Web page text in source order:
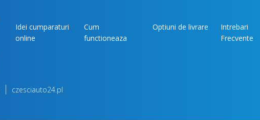
Idei cumparaturi
online
Cum
functioneaza
Optiuni de livrare
Intrebari
Frecvente
czesciauto24.pl